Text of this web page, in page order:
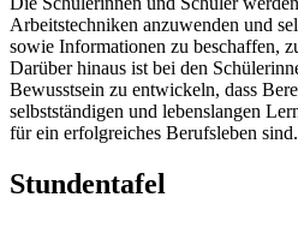
Arbeitstechniken anzuwenden und
sowie Informationen zu beschaffen,
Darüber hinaus ist bei den
Bewusstsein zu entwickeln, dass
selbstständigen und lebenslangen
für ein erfolgreiches Berufsleben sind.
Stundentafel